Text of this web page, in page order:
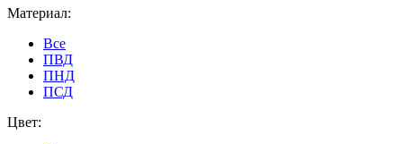
Материал:
Все
ПВД
ПНД
ПСД
Цвет: